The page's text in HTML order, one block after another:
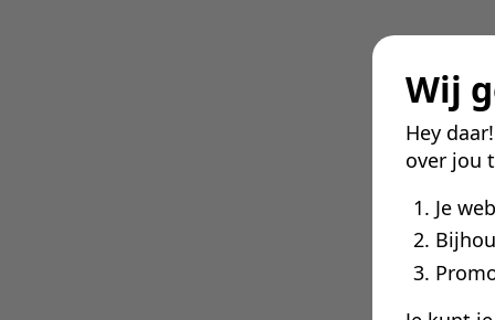
Wij
Hey
over jou
Je